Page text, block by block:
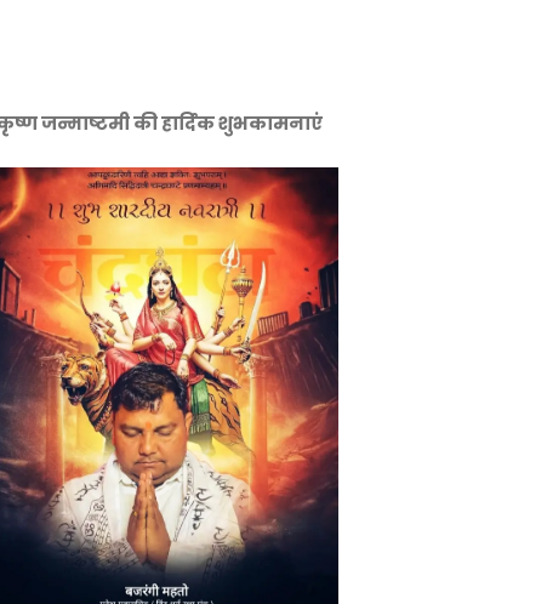
जन्माष्टमी की हार्दिक शुभकामनाएं